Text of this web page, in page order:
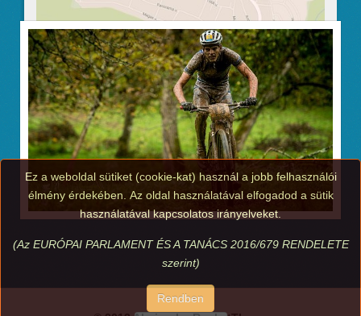
Ez a weboldal sütiket (cookie-kat) használ a jobb felhasználói
élmény érdekében. Az oldal használatával elfogadod a sütik
használatával kapcsolatos irányelveket.
(Az EURÓPAI PARLAMENT ÉS A TANÁCS 2016/679 RENDELETE
szerint)
Rendben